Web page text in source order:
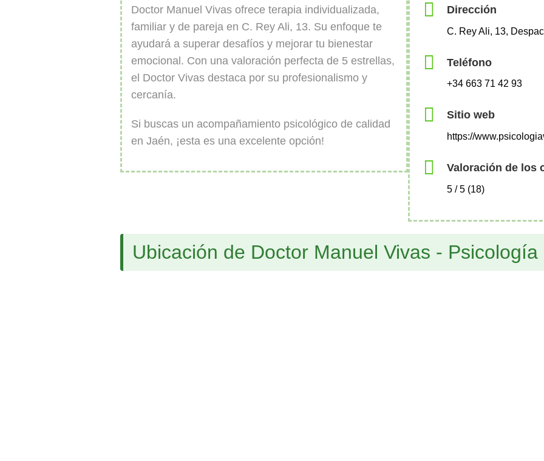
Doctor Manuel Vivas ofrece terapia individualizada,
familiar y de pareja en C. Rey Ali, 13. Su enfoque te
ayudará a superar desafíos y mejorar tu bienestar
emocional. Con una valoración perfecta de 5 estrellas,
el Doctor Vivas destaca por su profesionalismo y
cercanía.
Si buscas un acompañamiento psicológico de calidad
en Jaén, ¡esta es una excelente opción!
Dirección
C. Rey Ali, 13,
Teléfono
+34 663 71 42 93
Sitio web
https://
Valoración de los
5 / 5 (18)
Ubicación de Doctor Manuel Vivas - Psicología